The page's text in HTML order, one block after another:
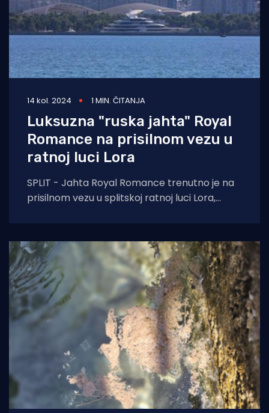
14 kol. 2024 1 MIN. ČITANJA
Luksuzna "ruska jahta" Royal
Romance na prisilnom vezu u
ratnoj luci Lora
SPLIT - Jahta Royal Romance trenutno je na
prisilnom vezu u splitskoj ratnoj luci Lora,